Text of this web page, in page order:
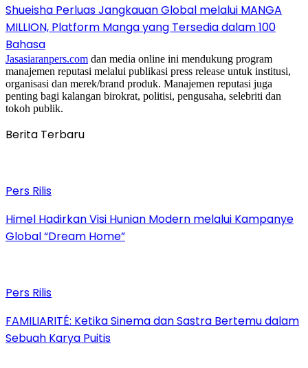
Shueisha Perluas Jangkauan Global melalui MANGA
MILLION, Platform Manga yang Tersedia dalam 100
Bahasa
Jasasiaranpers.com dan media online ini mendukung program
manajemen reputasi melalui publikasi press release untuk institusi,
organisasi dan merek/brand produk. Manajemen reputasi juga
penting bagi kalangan birokrat, politisi, pengusaha, selebriti dan
tokoh publik.
Berita Terbaru
Pers Rilis
Himel Hadirkan Visi Hunian Modern melalui Kampanye
Global “Dream Home”
Pers Rilis
FAMILIARITÉ: Ketika Sinema dan Sastra Bertemu dalam
Sebuah Karya Puitis